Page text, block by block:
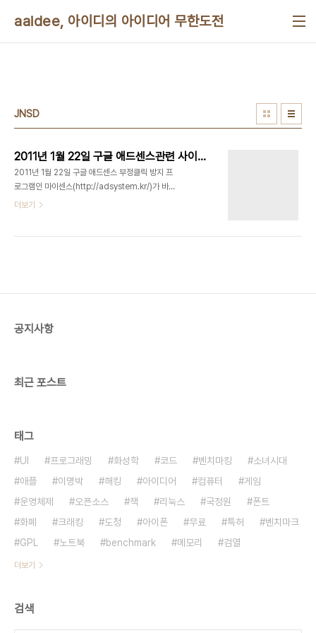
aaidee, 아이디의 아이디어 무한도전
JNSD
2011년 1월 22일 구글 애드센스관련 사이트 마이센스 바이러스 감염
2011년 1월 22일 구글 애드센스 부정클릭 방지 프
로그램인 마이센스(http://adsystem.kr/)가 바이
러스에 감염되었다. 마이센스를 포함시킨 웹사이트
var uzGmK5="BODY"; } 부분의
더보기
공지사항
최근 포스트
태그
UI 프로그래밍 화성학 코드 벤치마킹
소녀시대
애플
이명박 해킹 아이디어 컴퓨터
게임
운영체제
오픈소스 책 리눅스 국정원
폰트
화폐
크래킹 도청 아이폰 무료 특허
벤치마크
GPL
노트북 benchmark 메모리 검열
더보기
검색